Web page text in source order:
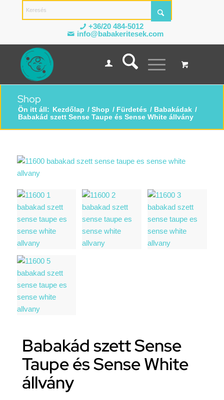
+36/20 484-5012
info@babakeritesek.com
Shop
Ön itt áll: Kezdőlap / Shop / Fürdetés / Babakádak /
Babakád szett Sense Taupe és Sense White állvány
Babakád szett Sense
Taupe és Sense White
állvány